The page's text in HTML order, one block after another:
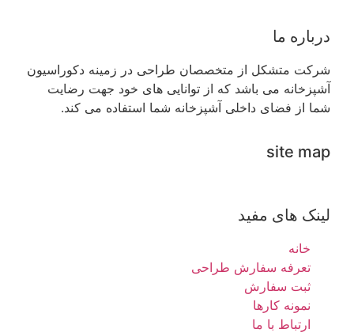
درباره ما
شرکت متشکل از متخصصان طراحی در زمینه دکوراسیون
آشپزخانه می باشد که از توانایی های خود جهت رضایت
شما از فضای داخلی آشپزخانه شما استفاده می کند.
site map
لینک های مفید
خانه
تعرفه سفارش طراحی
ثبت سفارش
نمونه کارها
ارتباط با ما